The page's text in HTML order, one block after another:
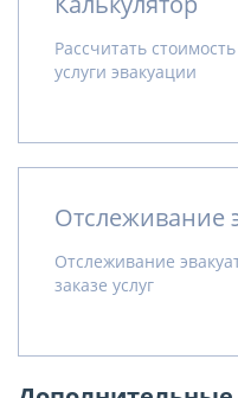
Рассчитать стоимость
услуги эвакуации
Отслеживание
Отслеживание
заказе услуг